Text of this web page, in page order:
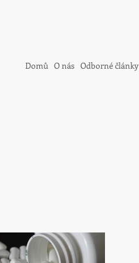
Domů O nás Odborné články